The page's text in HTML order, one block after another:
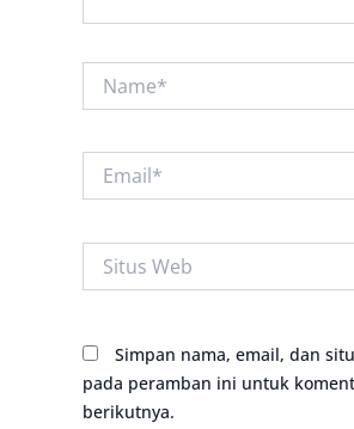
Situs
Web
Simpan nama, email, dan
pada peramban ini untuk
berikutnya.